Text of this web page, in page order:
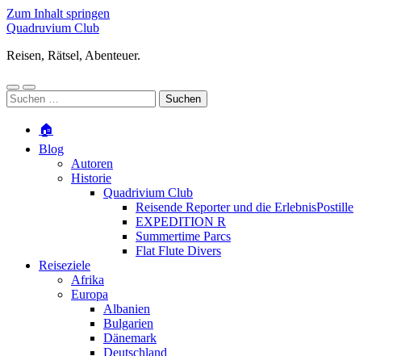
Zum Inhalt springen
Quadruvium Club
Reisen, Rätsel, Abenteuer.
Mobile-
Menü
Suchfeld
ein-/ausblenden
Suchen
nach:
🏠
Blog
Autoren
Historie
Quadrivium Club
Reisende Reporter und die ErlebnisPostille
EXPEDITION R
Summertime Parcs
Flat Flute Divers
Reiseziele
Afrika
Europa
Albanien
Bulgarien
Dänemark
Deutschland